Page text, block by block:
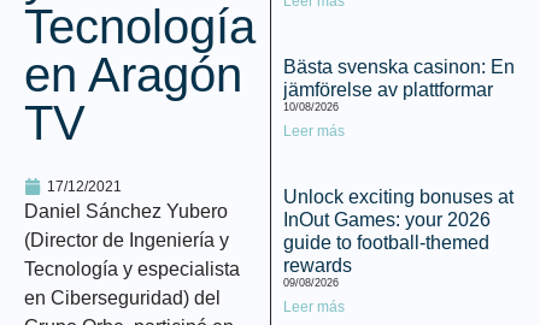
Tecnología
en Aragón
TV
17/12/2021
Daniel Sánchez Yubero
(Director de Ingeniería y
Tecnología y especialista
en Ciberseguridad) del
Bästa svenska casinon: En
jämförelse av plattformar
10/08/2026
Leer más
Unlock exciting bonuses at
InOut Games: your 2026
guide to football-themed
rewards
09/08/2026
Leer más